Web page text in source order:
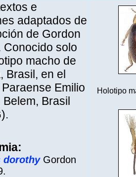
e
adaptados de
de Gordon
Conocido solo
macho de
Brasil, en el
Emilio
Belem, Brasil
dorothy Gordon
Holotipo